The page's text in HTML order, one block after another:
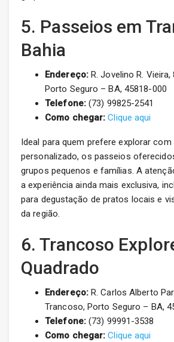
5. Passeios em
Bahia
Endereço:R. Jovelino R.
Porto Seguro – BA, 45818-000
Telefone:(73) 99825-2541
Como chegar: Clique aqui
Ideal para quem prefere explorar
personalizado, os passeios
grupos pequenos e famílias. A
a experiência ainda mais exclusiva,
para degustação de pratos locais e
da região.
6. Trancoso
Quadrado
Endereço:R. Carlos Alberto
Trancoso, Porto Seguro – BA,
Telefone:(73) 99991-3538
Como chegar: Clique aqui